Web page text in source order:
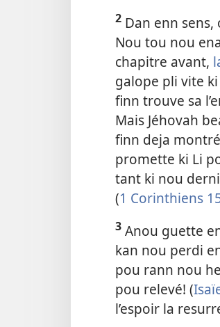
2 Dan enn sens,
Nou tou nou
chapitre avant,
galope pli vite
finn trouve sa
Mais Jéhovah
finn deja
promette ki Li
tant ki nou
(1 Corinthiens
3 Anou guette
kan nou perdi
pou rann nou
pou relevé! (
l’espoir la